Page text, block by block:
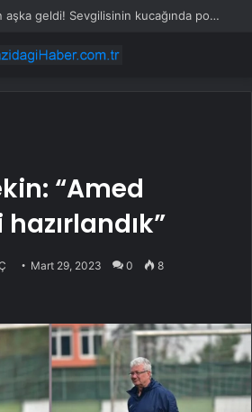
Şarkıcı Simge Sağın aşka geldi! Sevgilisinin kucağında poz verdi
“Amed
Mart 29, 2023 0 8